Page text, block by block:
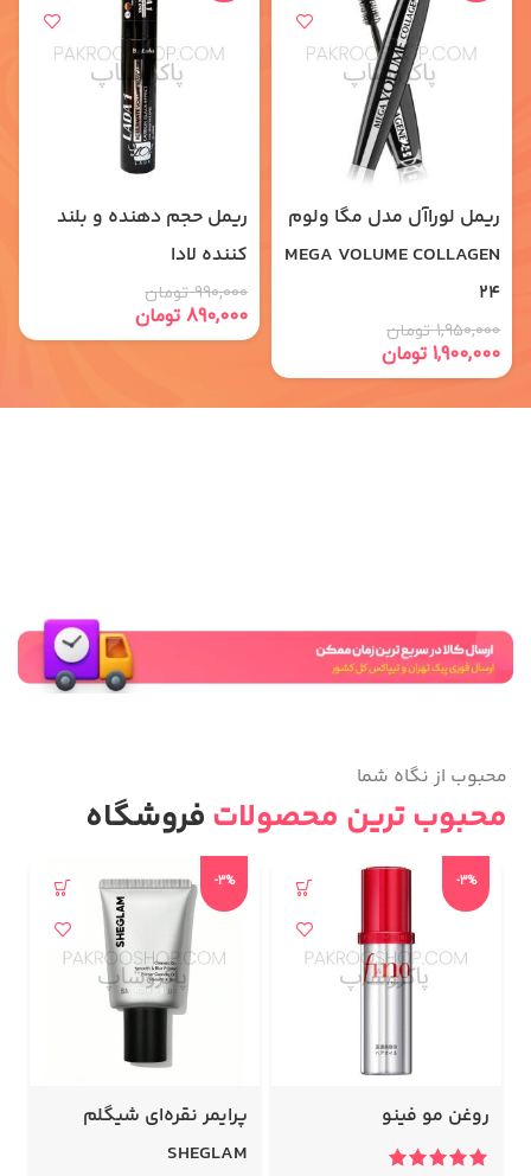
ریمل لوراآل مدل مگا ولوم
MEGA VOLUME COLLAGEN
24
1,950,000 تومان
1,900,000 تومان
ریمل حجم دهنده و بلند
کننده لادا
990,000 تومان
890,000 تومان
محبوب از نگاه شما
محبوب ترین محصولاتفروشگاه
-3%
روغن مو فینو
-3%
پرایمر نقره‌ای شیگلم
SHEGLAM